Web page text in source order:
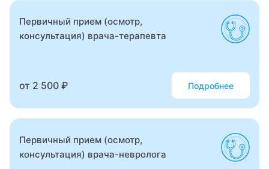
Первичный прием (осмотр,
консультация) врача-терапевта
от 2 500 ₽ Подробнее
Первичный прием (осмотр,
консультация) врача-невролога
Гастроэнтеролог
Гематолог
Гематология
Генетик